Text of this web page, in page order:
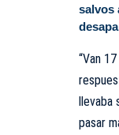
salvos
“Van
llevaba
pasar